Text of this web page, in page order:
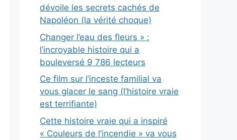
dévoile les secrets cachés de
Napoléon (la vérité choque)
Changer l’eau des fleurs » :
l’incroyable histoire qui a
bouleversé 9 786 lecteurs
Ce film sur l’inceste familial va
vous glacer le sang (l’histoire vraie
est terrifiante)
Cette histoire vraie qui a inspiré
« Couleurs de l’incendie » va vous